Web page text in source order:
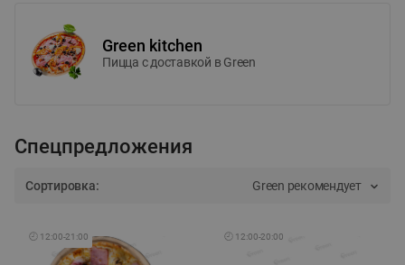
Green kitchen
Пицца c доставкой в Green
Спецпредложения
Сортировка: Green рекомендует
🕘 12:00-21:00 🕘 12:00-20:00